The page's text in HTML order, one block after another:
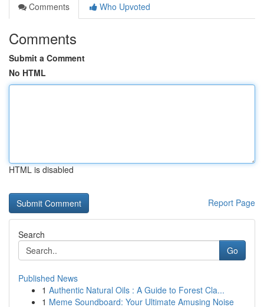
Comments
Who Upvoted
Comments
Submit a Comment
No HTML
HTML is disabled
Report Page
Search
Go
Published News
1 Authentic Natural Oils : A Guide to Forest Cla...
1 Meme Soundboard: Your Ultimate Amusing Noise